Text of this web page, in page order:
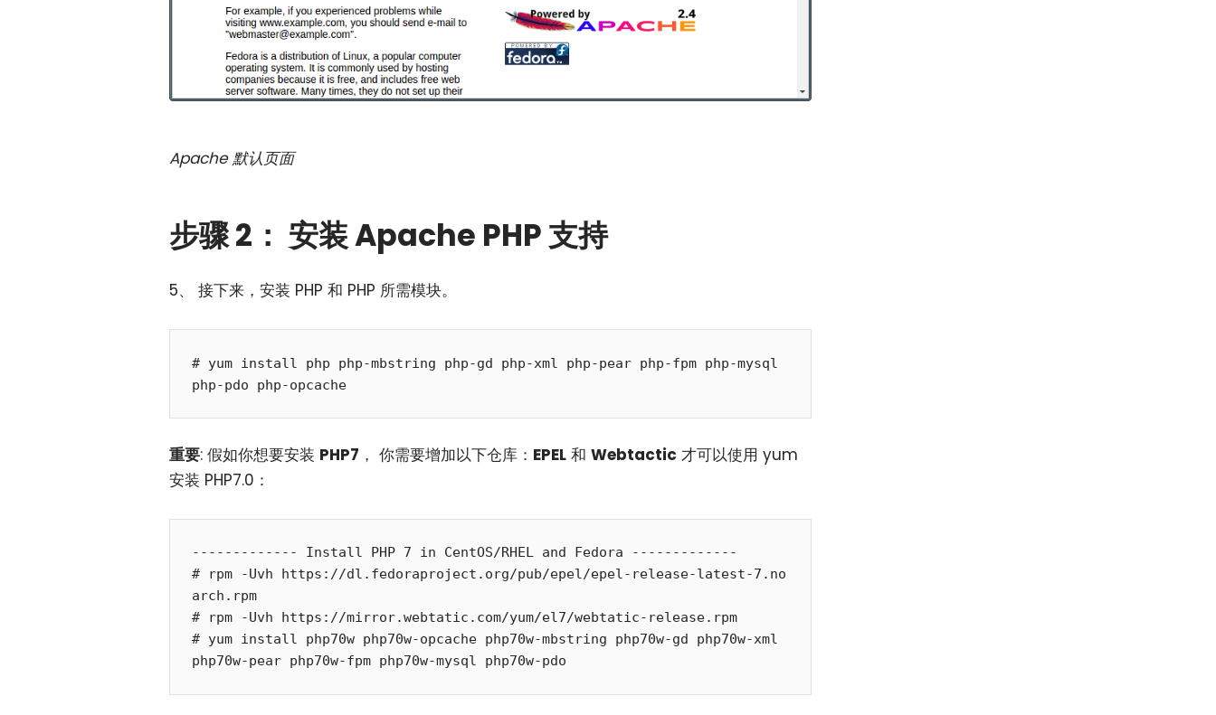
Apache 默认页面
步骤 2： 安装 Apache PHP 支持
5、 接下来，安装 PHP 和 PHP 所需模块。
# yum install php php-mbstring php-gd php-xml php-pear php-fpm php-mysql
重要: 假如你想要安装 PHP7 ， 你需要增加以下仓库： EPEL 和 Webtactic 才可以使用 yum
安装 PHP7.0：
------------- Install PHP 7 in CentOS/RHEL and Fedora -------------
# rpm -Uvh https://dl.fedoraproject.org/pub/epel/epel-release-latest-7.no
arch.rpm
# rpm -Uvh https://mirror.webtatic.com/yum/el7/webtatic-release.rpm
# yum install php70w php70w-opcache php70w-mbstring php70w-gd php70w-xml